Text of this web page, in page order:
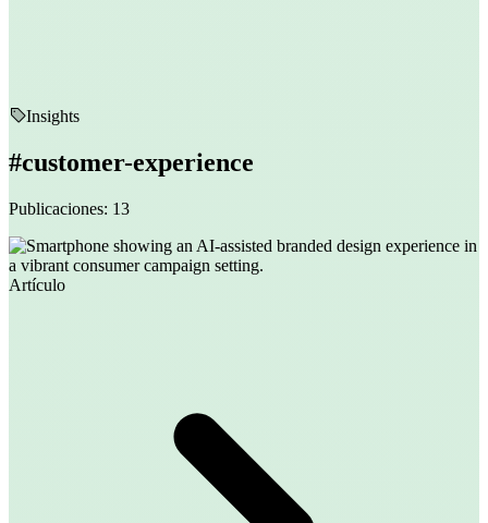
Insights
#customer-experience
Publicaciones: 13
Artículo